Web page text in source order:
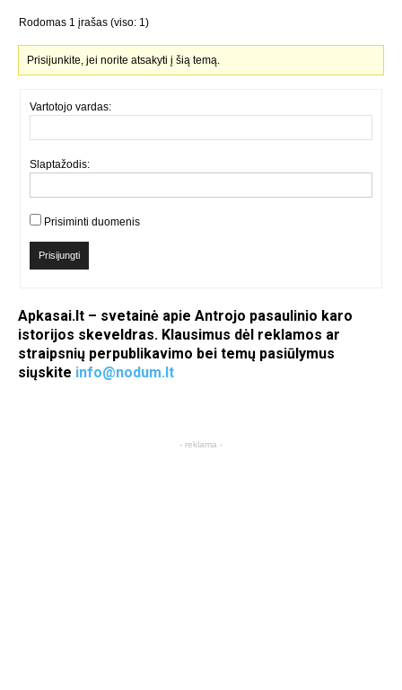
Rodomas 1 įrašas (viso: 1)
Prisijunkite, jei norite atsakyti į šią temą.
Vartotojo vardas:
Slaptažodis:
Prisiminti duomenis
Prisijungti
Apkasai.lt – svetainė apie Antrojo pasaulinio karo
istorijos skeveldras. Klausimus dėl reklamos ar
straipsnių perpublikavimo bei temų pasiūlymus
siųskite info@nodum.lt
- reklama -